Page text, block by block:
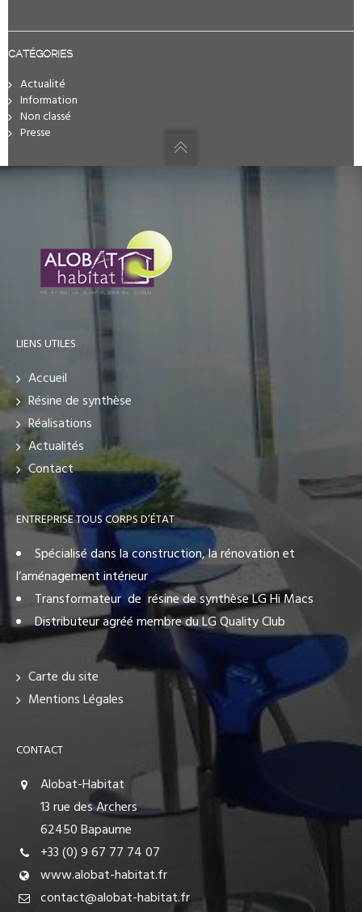
CATÉGORIES
Actualité
Information
Non classé
Presse
LIENS UTILES
Accueil
Résine de synthèse
Réalisations
Actualités
Contact
ENTREPRISE TOUS CORPS D’ÉTAT
Spécialisé dans la construction, la rénovation et
l’aménagement intérieur
Transformateur de résine de synthèse LG Hi Macs
Distributeur agréé membre du LG Quality Club
Carte du site
Mentions Légales
CONTACT
Alobat-Habitat
13 rue des Archers
62450 Bapaume
+33 (0) 9 67 77 74 07
www.alobat-habitat.fr
contact@alobat-habitat.fr